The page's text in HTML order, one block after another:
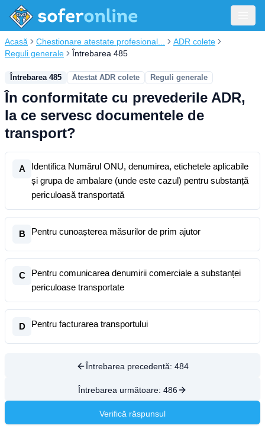
Acasă Chestionare atestate profesional...
ADR colete
Reguli generale
Întrebarea 485
Întrebarea 485 Atestat ADR colete Reguli generale
În conformitate cu prevederile ADR,
la ce servesc documentele de
transport?
A
Identifica Numărul ONU, denumirea, etichetele aplicabile
și grupa de ambalare (unde este cazul) pentru substanță
periculoasă transportată
B Pentru cunoașterea măsurilor de prim ajutor
C
Pentru comunicarea denumirii comerciale a substanței
periculoase transportate
D Pentru facturarea transportului
Întrebarea precedentă: 484
Întrebarea următoare: 486
Verifică răspunsul